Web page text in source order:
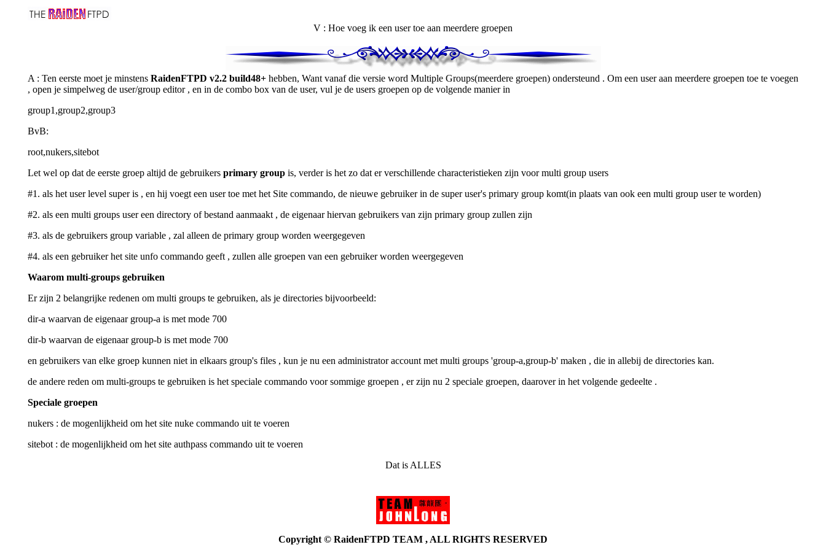
V : Hoe voeg ik een user toe aan meerdere groepen
A : Ten eerste moet je minstens RaidenFTPD v2.2 build48+hebben, Want vanaf die versie word Multiple Groups(meerdere groepen) ondersteund . Om een user aan meerdere groepen toe te voegen
, open je simpelweg de user/group editor , en in de combo box van de user, vul je de users groepen op de volgende manier in
group1,group2,group3
BvB:
root,nukers,sitebot
Let wel op dat de eerste groep altijd de gebruikers primary groupis, verder is het zo dat er verschillende characteristieken zijn voor multi group users
#1. als het user level super is , en hij voegt een user toe met het Site commando, de nieuwe gebruiker in de super user's primary group komt(in plaats van ook een multi group user te worden)
#2. als een multi groups user een directory of bestand aanmaakt , de eigenaar hiervan gebruikers van zijn primary group zullen zijn
#3. als de gebruikers group variable , zal alleen de primary group worden weergegeven
#4. als een gebruiker het site unfo commando geeft , zullen alle groepen van een gebruiker worden weergegeven
Waarom multi-groups gebruiken
Er zijn 2 belangrijke redenen om multi groups te gebruiken, als je directories bijvoorbeeld:
dir-a waarvan de eigenaar group-a is met mode 700
dir-b waarvan de eigenaar group-b is met mode 700
en gebruikers van elke groep kunnen niet in elkaars group's files , kun je nu een administrator account met multi groups 'group-a,group-b' maken , die in allebij de directories kan.
de andere reden om multi-groups te gebruiken is het speciale commando voor sommige groepen , er zijn nu 2 speciale groepen, daarover in het volgende gedeelte .
Speciale groepen
nukers : de mogenlijkheid om het site nuke commando uit te voeren
sitebot : de mogenlijkheid om het site authpass commando uit te voeren
Dat is ALLES
Copyright © RaidenFTPD TEAM , ALL RIGHTS RESERVED